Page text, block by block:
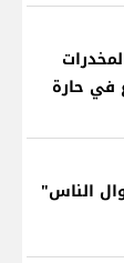
في حارة
الناس"